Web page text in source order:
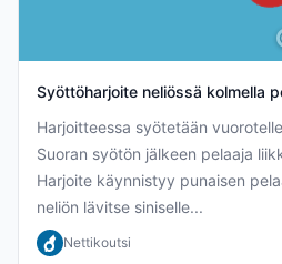
Syöttöharjoite neliössä kolmella
Harjoitteessa syötetään
Suoran syötön jälkeen pelaaja
Harjoite käynnistyy punaisen
neliön lävitse siniselle...
Nettikoutsi